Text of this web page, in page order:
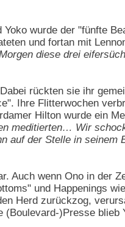
wurde der "fünfte
und fortan mit
diese drei
rückten sie ihr
Ihre Flitterwochen
Hilton wurde ein
meditierten… Wir
auf der Stelle in seinem
Auch wenn Ono in der
und Happenings
Herd zurückzog,
)Presse blieb